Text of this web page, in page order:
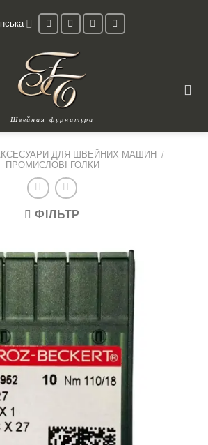
Швейная фурнитура
ДЛЯ ШВЕЙНИХ МАШИН
/
ПРОМИСЛОВІ ГОЛКИ
ФІЛЬТР